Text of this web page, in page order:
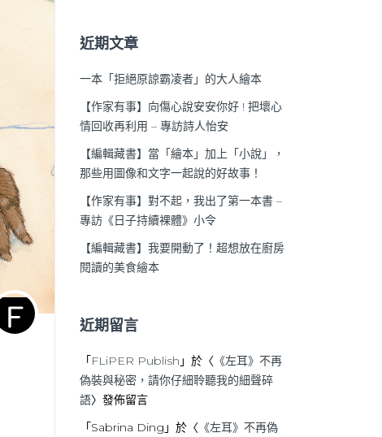
近期文章
一本「拒絕原諒霸凌者」的大人繪本
【作家有事】向傷心說安安你好 ! 把壞心
情回收再利用 – 專訪詩人怡安
【編輯藏書】當「繪本」加上「小說」，
那些用圖像和文字一起說的好故事！
【作家有事】對不起，我出了第一本書 –
專訪《日子持續裸體》小令
【編輯藏書】我要開動了！超想放在廚房
閱讀的美食繪本
近期留言
「FLiPER Publish 」於〈 《左耳》不再
偽裝與秘密，請你仔細聆聽我的細聲碎
語〉發佈留言
「Sabrina Ding 」於〈 《左耳》不再偽